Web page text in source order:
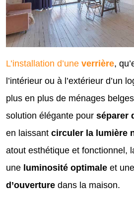
L’installation d’une verrière,
l’intérieur ou à l’extérieur d’un
plus en plus de ménages
solution élégante pour séparer
en laissant circuler la lumière
atout esthétique et fonctionnel,
une luminosité optimale et une
d’ouverture dans la maison.